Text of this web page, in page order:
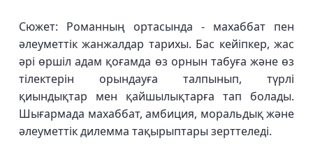
Сюжет: Романның ортасында - махаббат пен
әлеуметтік жанжалдар тарихы. Бас кейіпкер, жас
әрі өршіл адам қоғамда өз орнын табуға және өз
тілектерін орындауға талпынып, түрлі
қиындықтар мен қайшылықтарға тап болады.
Шығармада махаббат, амбиция, моральдық және
әлеуметтік дилемма тақырыптары зерттеледі.